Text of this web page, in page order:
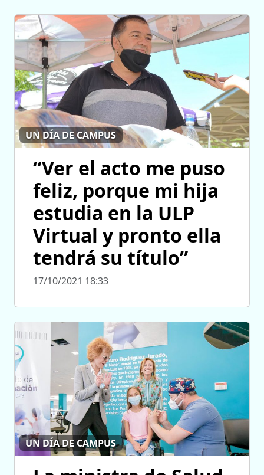
UN DÍA DE CAMPUS
“Ver el acto me puso
feliz, porque mi hija
estudia en la ULP
Virtual y pronto ella
tendrá su título”
17/10/2021 18:33
UN DÍA DE CAMPUS